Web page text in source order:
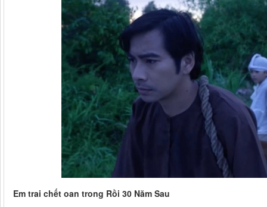
Em trai chết oan trong Rồi 30 Năm Sau